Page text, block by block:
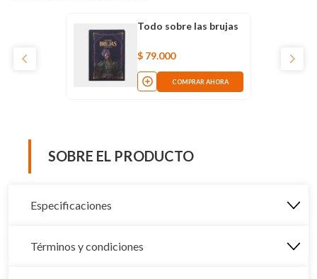
Todo sobre las brujas
$ 79.000
COMPRAR AHORA
SOBRE EL PRODUCTO
Especificaciones
Términos y condiciones